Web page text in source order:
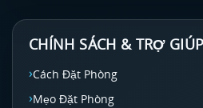
CHÍNH SÁCH & TRỢ GIÚP
Cách Đặt Phòng
Mẹo Đặt Phòng